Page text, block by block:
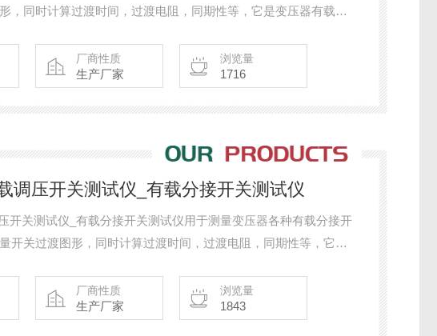
，同时计算过渡时间，过渡电阻，同期性等，它是变压器有载开
厂商性质
生产厂家
浏览量
1716
调压开关测试仪_有载分接开关测试仪
开关测试仪_有载分接开关测试仪用于测量变压器各种有载分接开
开关过渡图形，同时计算过渡时间，过渡电阻，同期性等，它是
厂商性质
生产厂家
浏览量
1843